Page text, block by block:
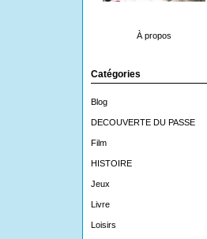
À propos
Catégories
Blog
DECOUVERTE DU PASSE
Film
HISTOIRE
Jeux
Livre
Loisirs